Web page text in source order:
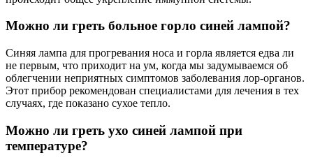
Можно ли греть больное горло синей лампой?
Синяя лампа для прогревания носа и горла является едва ли
не первым, что приходит на ум, когда мы задумываемся об
облегчении неприятных симптомов заболевания лор-органов.
Этот прибор рекомендован специалистами для лечения в тех
случаях, где показано сухое тепло.
Можно ли греть ухо синей лампой при
температуре?